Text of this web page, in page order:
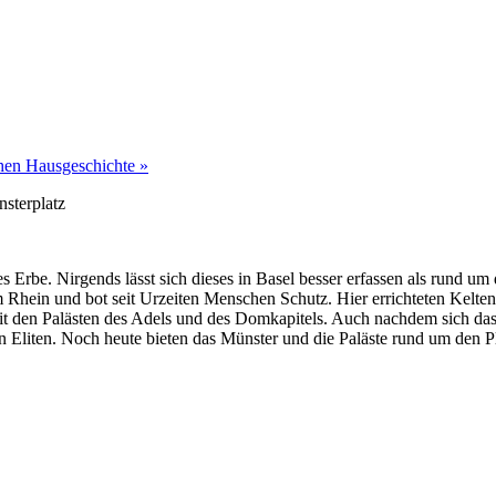
Hausgeschichte »
Nirgends lässt sich dieses in Basel besser erfassen als rund
und bot seit Urzeiten Menschen Schutz. Hier errichteten
Palästen des Adels und des Domkapitels. Auch nachdem sich
Noch heute bieten das Münster und die Paläste rund um